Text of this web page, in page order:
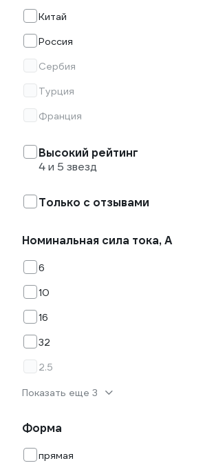
Китай
Россия
Сербия
Турция
Франция
Высокий рейтинг
4 и 5 звезд
Только с отзывами
Номинальная сила тока, А
6
10
16
32
2.5
Показать еще 3
Форма
прямая